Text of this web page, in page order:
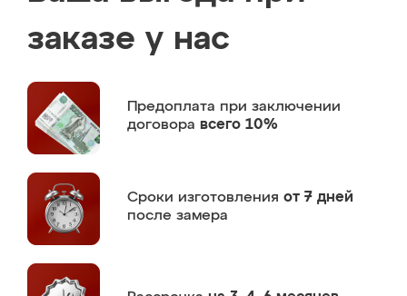
заказе у нас
Предоплата при заключении
договора всего 10%
Сроки изготовления от 7 дней
после замера